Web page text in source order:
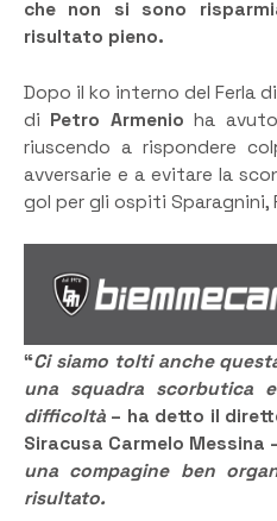
che non si sono
risultato pieno.
Dopo il ko interno del Ferla
di Petro Armenio ha
riuscendo a rispondere
avversarie e a evitare la
gol per gli ospiti Sparagnini,
“Ci siamo tolti anche
una squadra scorbutica
difficoltà – ha detto il
Siracusa Carmelo Messina
una compagine ben
risultato.